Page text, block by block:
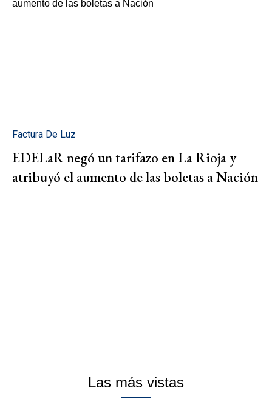
Factura De Luz
EDELaR negó un tarifazo en La Rioja y
atribuyó el aumento de las boletas a Nación
Las más vistas